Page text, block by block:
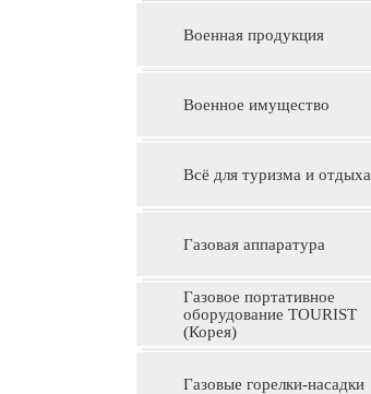
Военная продукция
Военное имущество
Всё для туризма и отдыха
Газовая аппаратура
Газовое портативное
оборудование TOURIST
(Корея)
Газовые горелки-насадки